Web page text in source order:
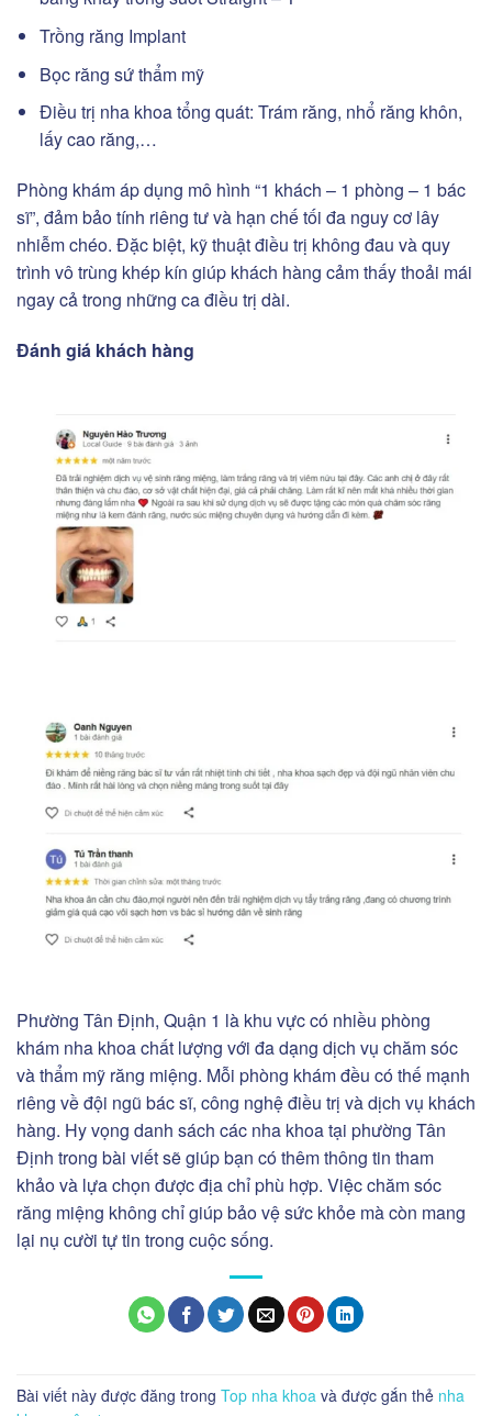
Trồng răng Implant
Bọc răng sứ thẩm mỹ
Điều trị nha khoa tổng quát: Trám răng, nhổ răng khôn,
lấy cao răng,…
Phòng khám áp dụng mô hình “1 khách – 1 phòng – 1 bác
sĩ”, đảm bảo tính riêng tư và hạn chế tối đa nguy cơ lây
nhiễm chéo. Đặc biệt, kỹ thuật điều trị không đau và quy
trình vô trùng khép kín giúp khách hàng cảm thấy thoải mái
ngay cả trong những ca điều trị dài.
Đánh giá khách hàng
Phường Tân Định, Quận 1 là khu vực có nhiều phòng
khám nha khoa chất lượng với đa dạng dịch vụ chăm sóc
và thẩm mỹ răng miệng. Mỗi phòng khám đều có thế mạnh
riêng về đội ngũ bác sĩ, công nghệ điều trị và dịch vụ khách
hàng. Hy vọng danh sách các nha khoa tại phường Tân
Định trong bài viết sẽ giúp bạn có thêm thông tin tham
khảo và lựa chọn được địa chỉ phù hợp. Việc chăm sóc
răng miệng không chỉ giúp bảo vệ sức khỏe mà còn mang
lại nụ cười tự tin trong cuộc sống.
Bài viết này được đăng trong Top nha khoa và được gắn thẻ nha